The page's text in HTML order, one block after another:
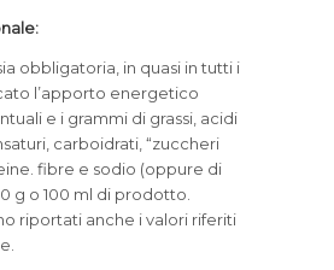
obbligatoria, in quasi in tutti i
l’apporto energetico
e i grammi di grassi, acidi
carboidrati, “zuccheri
fibre e sodio (oppure di
g o 100 ml di prodotto.
riportati anche i valori riferiti